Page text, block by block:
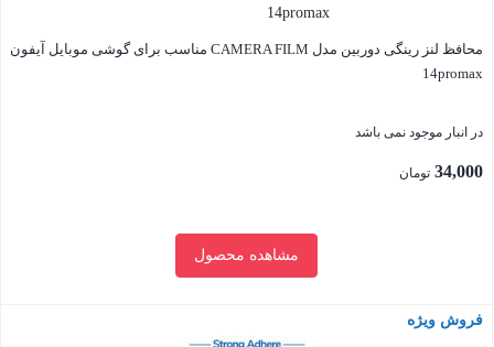
محافظ لنز رینگی دوربین مدل CAMERA FILM مناسب برای گوشی موبایل آیفون
14promax
در انبار موجود نمی باشد
34,000 تومان
مشاهده محصول
بستن
فروش ویژه